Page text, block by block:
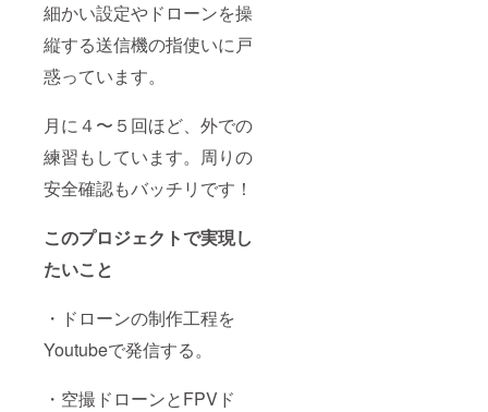
細かい設定やドローンを操
縦する送信機の指使いに戸
惑っています。
月に４〜５回ほど、外での
練習もしています。周りの
安全確認もバッチリです！
このプロジェクトで実現し
たいこと
・ドローンの制作工程を
Youtubeで発信する。
・空撮ドローンとFPVド